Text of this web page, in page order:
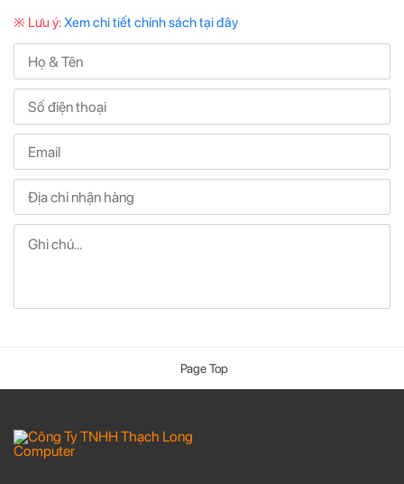
※ Lưu ý:Xem chi tiết chính sách tại đây
Page Top